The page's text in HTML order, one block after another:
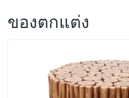
ของตกแต่ง